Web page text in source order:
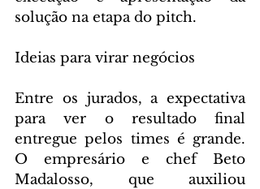
solução na etapa do pitch.
Ideias para virar negócios
Entre os jurados, a expectativa
para ver o resultado final
entregue pelos times é grande.
O empresário e chef Beto
Madalosso, que auxiliou